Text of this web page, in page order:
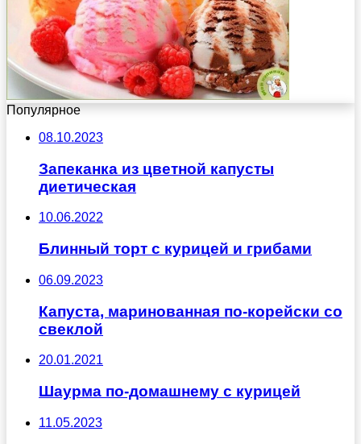
Популярное
08.10.2023
Запеканка из цветной капусты
диетическая
10.06.2022
Блинный торт с курицей и грибами
06.09.2023
Капуста, маринованная по-корейски со
свеклой
20.01.2021
Шаурма по-домашнему с курицей
11.05.2023